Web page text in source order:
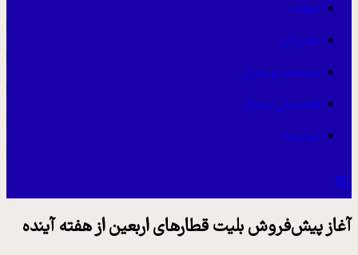
حوادث
طلا و ارز
یادداشت و تحلیل
اختصاصی پایشگر
درباره ما
آغاز پیش‌فروش بلیت‌ قطارهای اربعین از هفته آینده